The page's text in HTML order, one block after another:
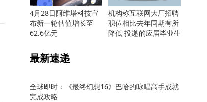
4月28日阿维塔科技宣
布新一轮估值增长至
62.6亿元
机构称互联网大厂招聘
职位相比去年同期有所
降低 投递的应届毕业生
最新速递
全球即时：《最终幻想16》巴哈的咏唱高手成就
完成攻略